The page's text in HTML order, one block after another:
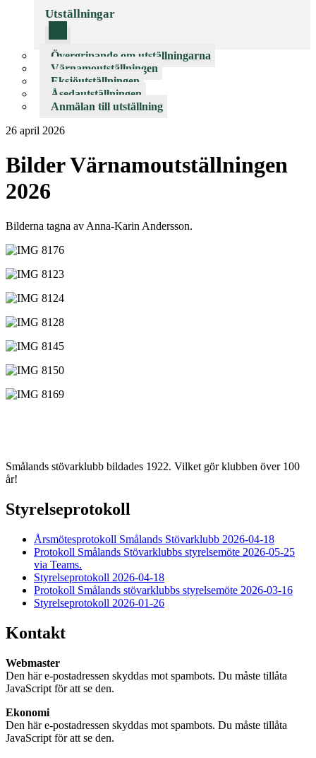
Utställningar
Övergripande om utställningarna
Värnamoutställningen
Eksjöutställningen
Åsedautställningen
Anmälan till utställning
26 april 2026
Bilder Värnamoutställningen
2026
Bilderna tagna av Anna-Karin Andersson.
Smålands stövarklubb bildades 1922. Vilket gör klubben över 100
år!
Styrelseprotokoll
Årsmötesprotokoll Smålands Stövarklubb 2026-04-18
Protokoll Smålands Stövarklubbs styrelsemöte 2026-05-25
via Teams.
Styrelseprotokoll 2026-04-18
Protokoll Smålands stövarklubbs styrelsemöte 2026-03-16
Styrelseprotokoll 2026-01-26
Kontakt
Webmaster
Den här e-postadressen skyddas mot spambots. Du måste tillåta
JavaScript för att se den.
Ekonomi
Den här e-postadressen skyddas mot spambots. Du måste tillåta
JavaScript för att se den.